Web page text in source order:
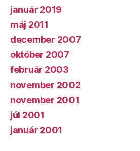
január 2019
máj 2011
december 2007
október 2007
február 2003
november 2002
november 2001
júl 2001
január 2001